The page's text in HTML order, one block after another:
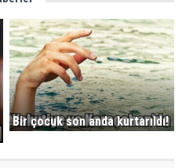
Bir çocuk son anda kurtarıldı!